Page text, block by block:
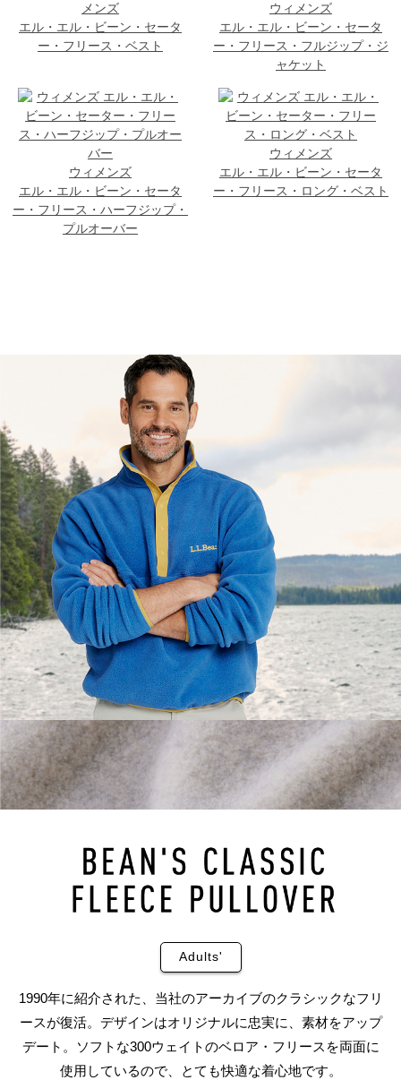
メンズ
エル・エル・ビーン・セータ
ー・フリース・ベスト
ウィメンズ
エル・エル・ビーン・セータ
ー・フリース・フルジップ・ジ
ャケット
ウィメンズ
エル・エル・ビーン・セータ
ー・フリース・ハーフジップ・
プルオーバー
ウィメンズ
エル・エル・ビーン・セータ
ー・フリース・ロング・ベスト
Adults'
1990年に紹介された、当社のアーカイブのクラシックなフリ
ースが復活。デザインはオリジナルに忠実に、素材をアップ
デート。ソフトな300ウェイトのベロア・フリースを両面に
使用しているので、とても快適な着心地です。